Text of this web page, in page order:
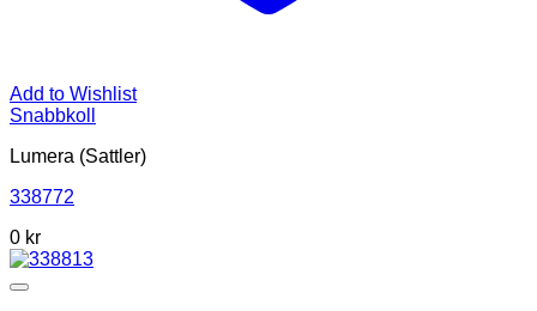
Add to Wishlist
Snabbkoll
Lumera (Sattler)
338772
0 kr